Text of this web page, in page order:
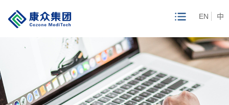
中
EN